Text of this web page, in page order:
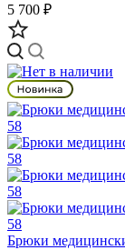
5 700 ₽
Брюки